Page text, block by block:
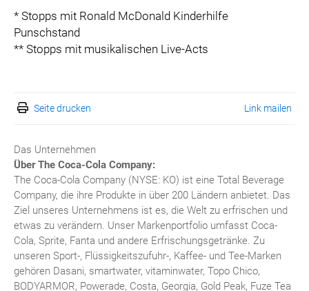
* Stopps mit Ronald McDonald Kinderhilfe
Punschstand
** Stopps mit musikalischen Live-Acts
Seite drucken Link mailen
Das Unternehmen
Über The Coca-Cola Company:
The Coca-Cola Company (NYSE: KO) ist eine Total Beverage
Company, die ihre Produkte in über 200 Ländern anbietet. Das
Ziel unseres Unternehmens ist es, die Welt zu erfrischen und
etwas zu verändern. Unser Markenportfolio umfasst Coca-
Cola, Sprite, Fanta und andere Erfrischungsgetränke. Zu
unseren Sport-, Flüssigkeitszufuhr-, Kaffee- und Tee-Marken
gehören Dasani, smartwater, vitaminwater, Topo Chico,
BODYARMOR, Powerade, Costa, Georgia, Gold Peak, Fuze Tea